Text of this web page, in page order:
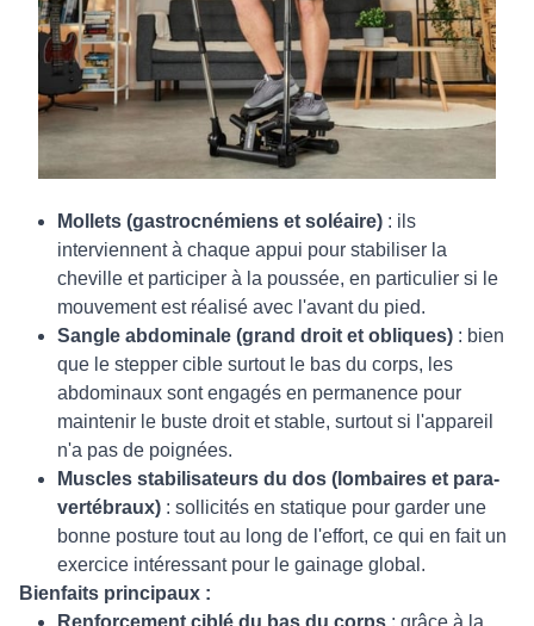
Mollets (gastrocnémiens et soléaire) : ils
interviennent à chaque appui pour stabiliser la
cheville et participer à la poussée, en particulier si le
mouvement est réalisé avec l'avant du pied.
Sangle abdominale (grand droit et obliques) : bien
que le stepper cible surtout le bas du corps, les
abdominaux sont engagés en permanence pour
maintenir le buste droit et stable, surtout si l'appareil
n'a pas de poignées.
Muscles stabilisateurs du dos (lombaires et para-
vertébraux) : sollicités en statique pour garder une
bonne posture tout au long de l'effort, ce qui en fait un
exercice intéressant pour le gainage global.
Bienfaits principaux :
Renforcement ciblé du bas du corps : grâce à la